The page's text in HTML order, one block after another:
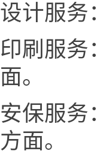
设计服务
印刷服务
面。
安保服务
方面。